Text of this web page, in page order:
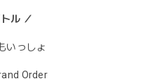
ル ／
いっしょ
Order